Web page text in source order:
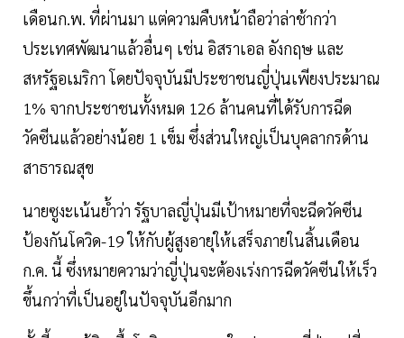
เดือนก.พ. ที่ผ่านมา แต่ความคืบหน้าถือว่าล่าช้ากว่า
ประเทศพัฒนาแล้วอื่นๆ เช่น อิสราเอล อังกฤษ และ
สหรัฐอเมริกา โดยปัจจุบันมีประชาชนญี่ปุ่นเพียงประมาณ
1% จากประชาชนทั้งหมด 126 ล้านคนที่ได้รับการฉีด
วัคซีนแล้วอย่างน้อย 1 เข็ม ซึ่งส่วนใหญ่เป็นบุคลากรด้าน
สาธารณสุข
นายซูงะเน้นย้ำว่า รัฐบาลญี่ปุ่นมีเป้าหมายที่จะฉีดวัคซีน
ป้องกันโควิด-19 ให้กับผู้สูงอายุให้เสร็จภายในสิ้นเดือน
ก.ค. นี้ ซึ่งหมายความว่าญี่ปุ่นจะต้องเร่งการฉีดวัคซีนให้เร็ว
ขึ้นกว่าที่เป็นอยู่ในปัจจุบันอีกมาก